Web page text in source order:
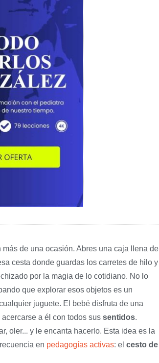
de una ocasión. Abres una caja llena de
cesta donde guardas los carretes de hilo y
por la magia de lo cotidiano. No lo
que explorar esos objetos es un
juguete. El bebé disfruta de una
acercarse a él con todos sus sentidos.
oler... y le encanta hacerlo. Esta idea es la
en pedagogías activas: el cesto de